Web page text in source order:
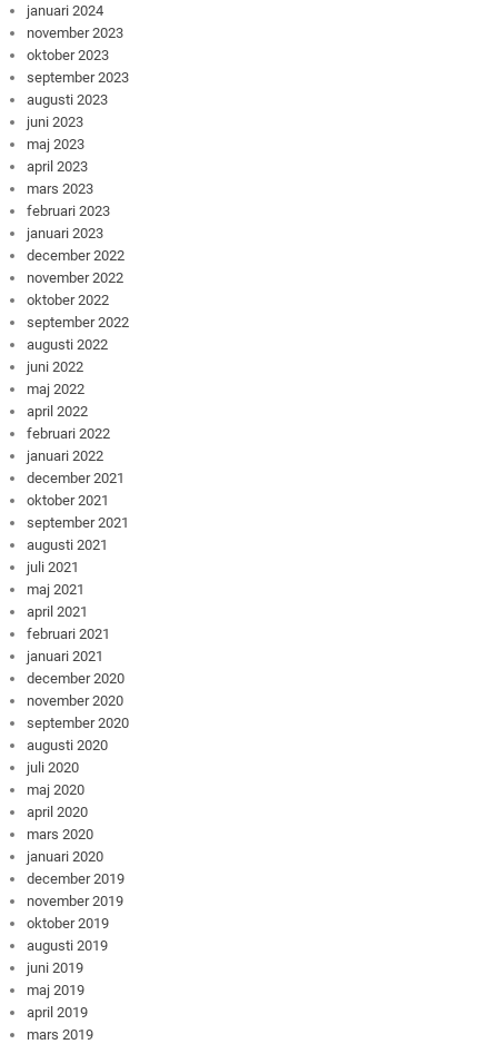
januari 2024
november 2023
oktober 2023
september 2023
augusti 2023
juni 2023
maj 2023
april 2023
mars 2023
februari 2023
januari 2023
december 2022
november 2022
oktober 2022
september 2022
augusti 2022
juni 2022
maj 2022
april 2022
februari 2022
januari 2022
december 2021
oktober 2021
september 2021
augusti 2021
juli 2021
maj 2021
april 2021
februari 2021
januari 2021
december 2020
november 2020
september 2020
augusti 2020
juli 2020
maj 2020
april 2020
mars 2020
januari 2020
december 2019
november 2019
oktober 2019
augusti 2019
juni 2019
maj 2019
april 2019
mars 2019